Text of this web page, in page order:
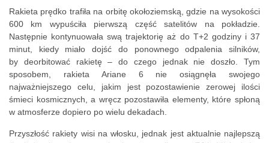
Rakieta prędko trafiła na orbitę okołoziemską, gdzie na wysokości
600 km wypuściła pierwszą część satelitów na pokładzie.
Następnie kontynuowała swą trajektorię aż do T+2 godziny i 37
minut, kiedy miało dojść do ponownego odpalenia silników,
by deorbitować rakietę – do czego jednak nie doszło. Tym
sposobem, rakieta Ariane 6 nie osiągnęła swojego
najważniejszego celu, jakim jest pozostawienie zerowej ilości
śmieci kosmicznych, a wręcz pozostawiła elementy, które spłoną
w atmosferze dopiero po wielu dekadach.
Przyszłość rakiety wisi na włosku, jednak jest aktualnie najlepszą